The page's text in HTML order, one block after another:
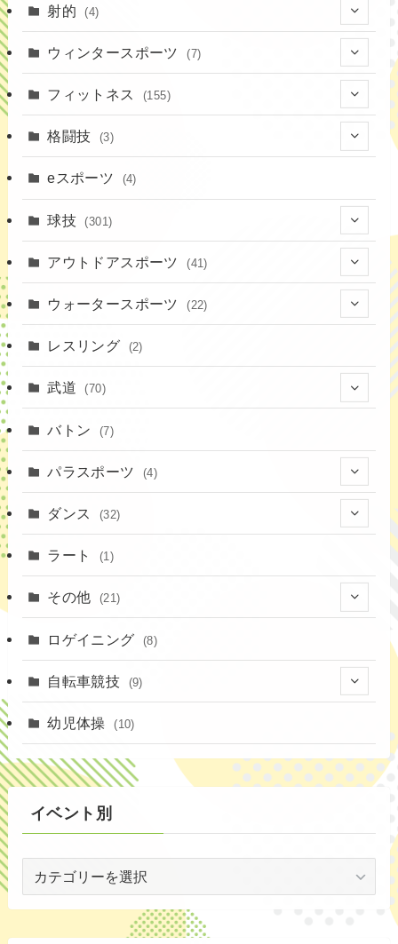
(2)
射的 (4)
(4)
ウィンタースポーツ (7)
(7)
フィットネス (155)
(16)
(37)
(18)
格闘技 (3)
(3)
eスポーツ (4)
球技 (301)
(20)
(19)
(16)
(11)
(3)
(14)
(4)
(53)
アウトドアスポーツ (41)
(4)
(8)
ウォータースポーツ (22)
(7)
(15)
レスリング (2)
武道 (70)
(9)
(16)
バトン (7)
パラスポーツ (4)
ダンス (32)
(3)
(2)
ラート (1)
その他 (21)
(4)
ロゲイニング (8)
自転車競技 (9)
幼児体操 (10)
イベント別
ン
ト